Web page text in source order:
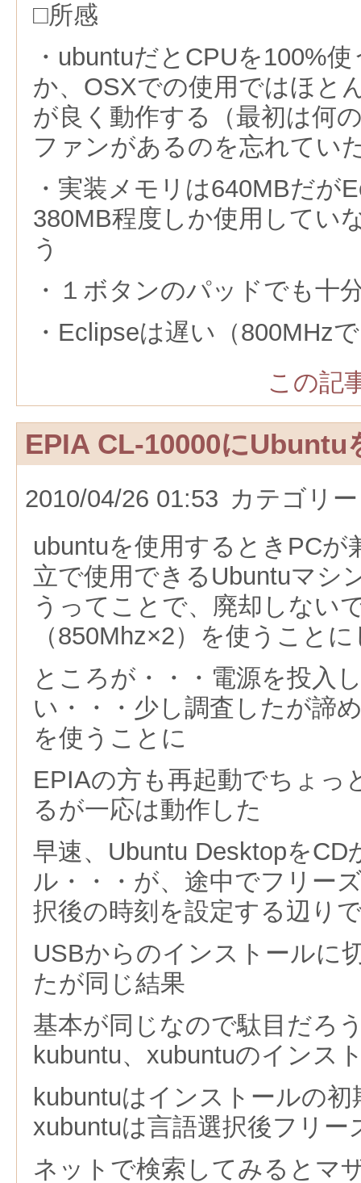
□所感
・ubuntuだとCPUを100%
か、OSXでの使用ではほと
が良く動作する（最初は何
ファンがあるのを忘れてい
・実装メモリは640MBだが
380MB程度しか使用してい
う
・１ボタンのパッドでも十
・Eclipseは遅い（800MHz
この記
EPIA CL-10000にUbuntu
2010/04/26 01:53 カテゴリ
ubuntuを使用するときPCが
立で使用できるUbuntuマシ
うってことで、廃却しない
（850Mhz×2）を使うこと
ところが・・・電源を投入
い・・・少し調査したが諦
を使うことに
EPIAの方も再起動でちょっ
るが一応は動作した
早速、Ubuntu DesktopをCD
ル・・・が、途中でフリー
択後の時刻を設定する辺り
USBからのインストールに
たが同じ結果
基本が同じなので駄目だろ
kubuntu、xubuntuのインス
kubuntuはインストールの
xubuntuは言語選択後フリー
ネットで検索してみるとマ